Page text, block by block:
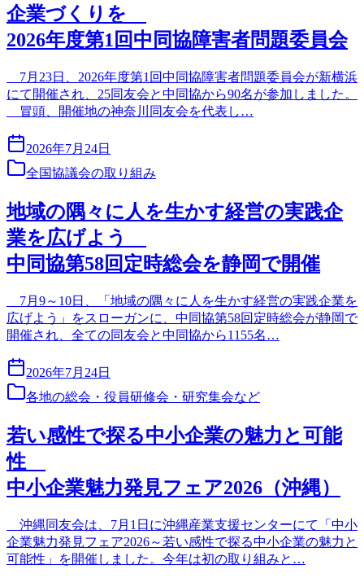
企業づくりを
2026年度第1回中同協障害者問題委員会
7月23日、2026年度第1回中同協障害者問題委員会が新横浜
にて開催され、25同友会と中同協から90名が参加しました。
冒頭、開催地の神奈川同友会を代表し…
2026年7月24日
全国協議会の取り組み
地域の隅々に人を生かす経営の実践企
業を広げよう
中同協第58回定時総会を静岡で開催
7月9～10日、「地域の隅々に人を生かす経営の実践企業を
広げよう」をスローガンに、中同協第58回定時総会が静岡で
開催され、全ての同友会と中同協から1155名…
2026年7月24日
各地の総会・役員研修会・研究集会など
若い感性で探る中小企業の魅力と可能
性
中小企業魅力発見フェア2026（沖縄）
沖縄同友会は、7月1日に沖縄産業支援センターにて「中小
企業魅力発見フェア2026～若い感性で探る中小企業の魅力と
可能性」を開催しました。今年は初の取り組みと…